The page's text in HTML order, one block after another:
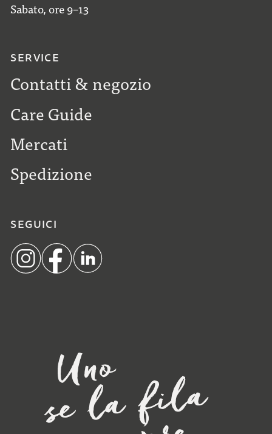
Sabato, ore 9–13
SERVICE
Contatti & negozio
Care Guide
Mercati
Spedizione
SEGUICI